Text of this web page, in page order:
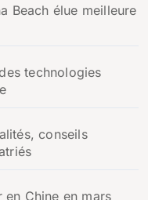
Beach élue meilleure
technologies
conseils
Chine en mars